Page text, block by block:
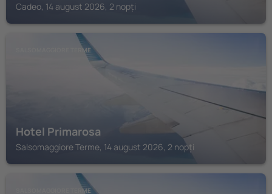
Cadeo, 14 august 2026, 2 nopți
SALSOMAGGIORE TERME
Hotel Primarosa
Salsomaggiore Terme, 14 august 2026, 2 nopți
SALSOMAGGIORE TERME